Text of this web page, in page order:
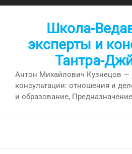
Перейти
Школа-
эксперты и
Тантра-
Антон Михайлович Кузнецов —
консультации: отношения и
и образование,